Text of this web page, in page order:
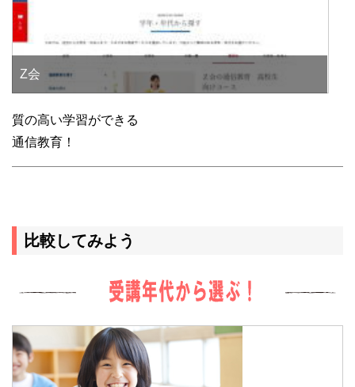
Z会
質の高い学習ができる
通信教育！
比較してみよう